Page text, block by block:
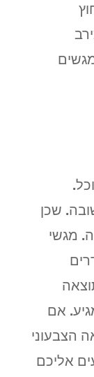
שכן
מגשי
אם
הצבעוני
אליכם